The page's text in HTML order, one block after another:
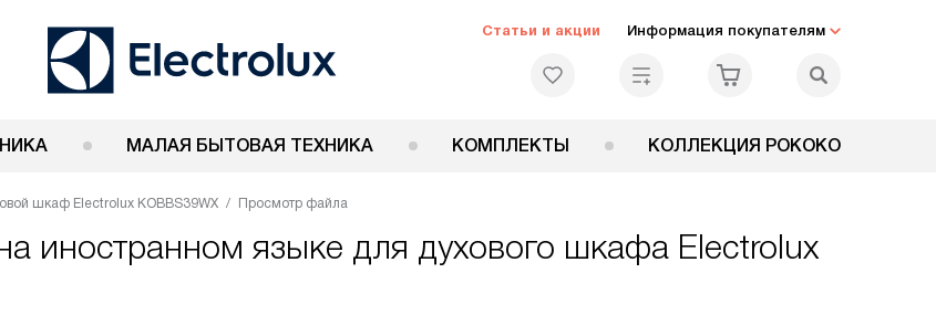
Статьи и акции Информация покупателям
МАЛАЯ БЫТОВАЯ ТЕХНИКА КОМПЛЕКТЫ КОЛЛЕКЦИЯ РОКОКО
шкаф Electrolux KOBBS39WX Просмотр файла
иностранном языке для духового шкафа Electrolux